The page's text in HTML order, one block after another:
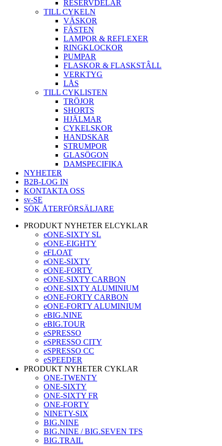
RESERVDELAR
TILL CYKELN
VÄSKOR
FÄSTEN
LAMPOR & REFLEXER
RINGKLOCKOR
PUMPAR
FLASKOR & FLASKSTÂLL
VERKTYG
LÅS
TILL CYKLISTEN
TRÖJOR
SHORTS
HJÄLMAR
CYKELSKOR
HANDSKAR
STRUMPOR
GLASÖGON
DAMSPECIFIKA
NYHETER
B2B-LOG IN
KONTAKTA OSS
sv-SE
SÖK ÅTERFÖRSÄLJARE
PRODUKT NYHETER ELCYKLAR
eONE-SIXTY SL
eONE-EIGHTY
eFLOAT
eONE-SIXTY
eONE-FORTY
eONE-SIXTY CARBON
eONE-SIXTY ALUMINIUM
eONE-FORTY CARBON
eONE-FORTY ALUMINIUM
eBIG.NINE
eBIG.TOUR
eSPRESSO
eSPRESSO CITY
eSPRESSO CC
eSPEEDER
PRODUKT NYHETER CYKLAR
ONE-TWENTY
ONE-SIXTY
ONE-SIXTY FR
ONE-FORTY
NINETY-SIX
BIG.NINE
BIG.NINE / BIG.SEVEN TFS
BIG.TRAIL